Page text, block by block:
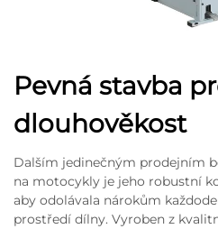
Pevná stavba
dlouhověkost
Dalším jedinečným prodejním
na motocykly je jeho robustní
aby odolávala nárokům
prostředí dílny. Vyroben z